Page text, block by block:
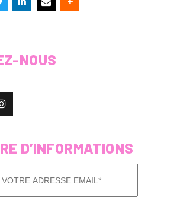
NOUS
D’INFORMATIONS